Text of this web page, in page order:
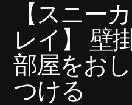
【スニー
レイ】 壁
部屋をお
つける